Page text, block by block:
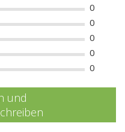
0
0
0
0
0
und